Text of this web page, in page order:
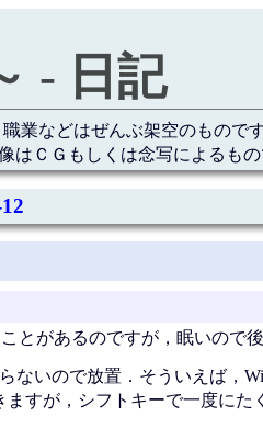
- 日記
業などはぜんぶ架空のもので
はＣＧもしくは念写によるもの
とがあるのですが，眠いので後
ないので放置．そういえば，
すが，シフトキーで一度にた